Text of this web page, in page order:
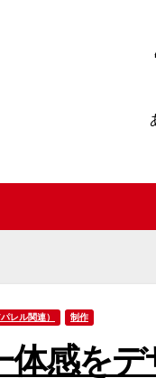
レル関連） 制作
体感を